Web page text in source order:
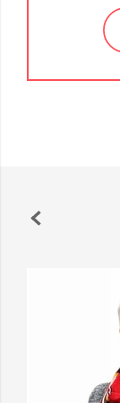
Если
объявлений
10.
именно на